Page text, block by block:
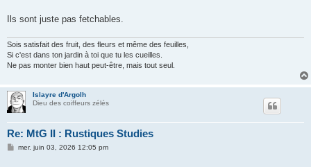
Ils sont juste pas fetchables.
Sois satisfait des fruit, des fleurs et même des feuilles,
Si c'est dans ton jardin à toi que tu les cueilles.
Ne pas monter bien haut peut-être, mais tout seul.
Islayre d'Argolh
Dieu des coiffeurs zélés
Re: MtG II : Rustiques Studies
Mmer. juin 03, 2026 12:05 pm